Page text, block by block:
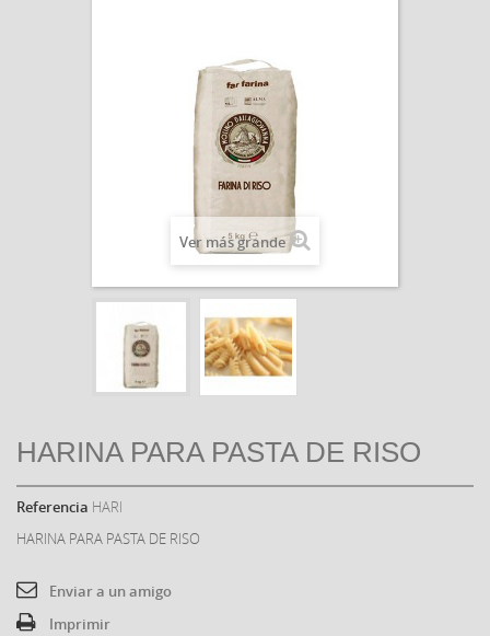
Ver más grande
HARINA PARA PASTA DE RISO
Referencia HARI
HARINA PARA PASTA DE RISO
Enviar a un amigo
Imprimir